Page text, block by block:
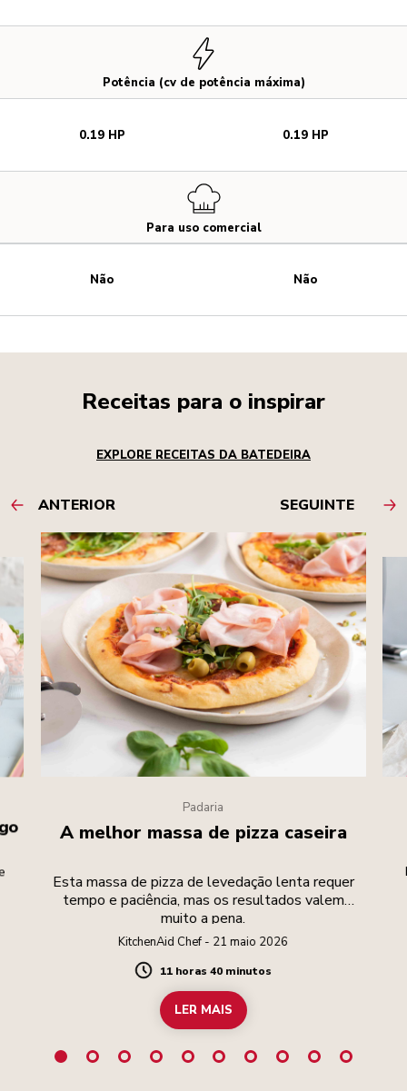
Potência (cv de potência máxima)
Para uso comercial
0.19 HP
Não
0.19 HP
Não
Receitas para o inspirar
EXPLORE RECEITAS DA BATEDEIRA
ANTERIOR SEGUINTE
Padaria
A melhor massa de pizza caseira
Esta massa de pizza de levedação lenta requer
tempo e paciência, mas os resultados valem
muito a pena.
KitchenAid Chef - 21 maio 2026
Duration
11 horas 40 minutos
LER MAIS